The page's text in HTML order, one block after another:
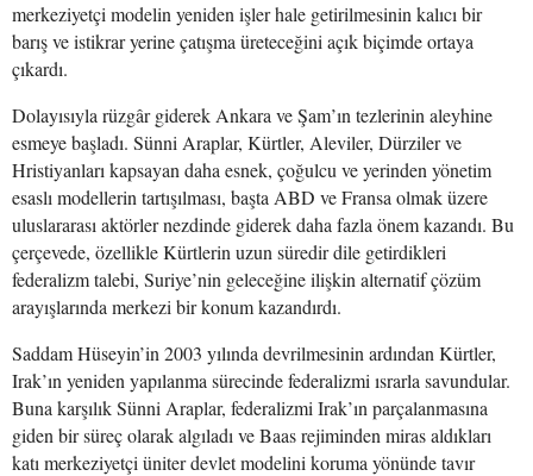
merkeziyetçi modelin yeniden işler hale getirilmesinin kalıcı bir
barış ve istikrar yerine çatışma üreteceğini açık biçimde ortaya
çıkardı.
Dolayısıyla rüzgâr giderek Ankara ve Şam’ın tezlerinin aleyhine
esmeye başladı. Sünni Araplar, Kürtler, Aleviler, Dürziler ve
Hristiyanları kapsayan daha esnek, çoğulcu ve yerinden yönetim
esaslı modellerin tartışılması, başta ABD ve Fransa olmak üzere
uluslararası aktörler nezdinde giderek daha fazla önem kazandı. Bu
çerçevede, özellikle Kürtlerin uzun süredir dile getirdikleri
federalizm talebi, Suriye’nin geleceğine ilişkin alternatif çözüm
arayışlarında merkezi bir konum kazandırdı.
Saddam Hüseyin’in 2003 yılında devrilmesinin ardından Kürtler,
Irak’ın yeniden yapılanma sürecinde federalizmi ısrarla savundular.
Buna karşılık Sünni Araplar, federalizmi Irak’ın parçalanmasına
giden bir süreç olarak algıladı ve Baas rejiminden miras aldıkları
katı merkeziyetçi üniter devlet modelini koruma yönünde tavır